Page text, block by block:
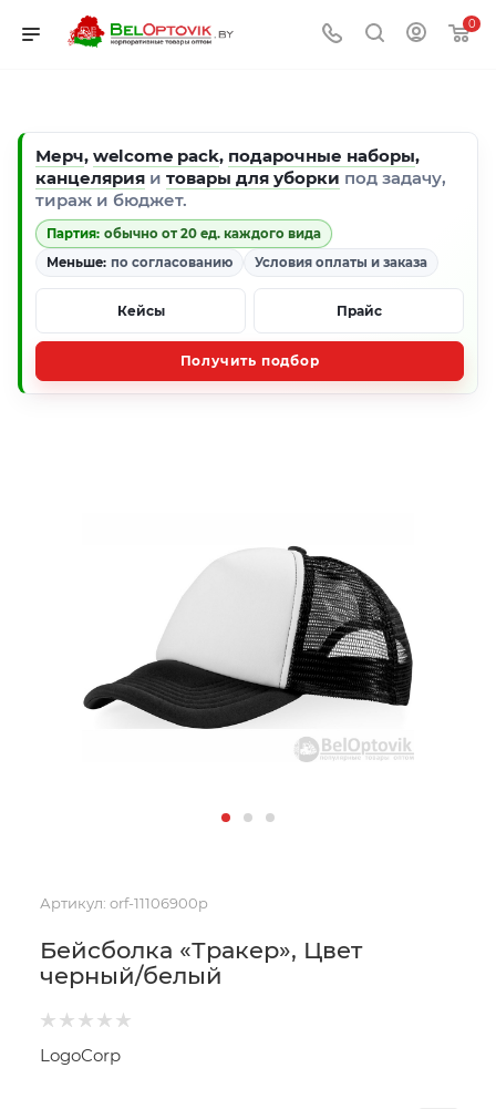
0
Мерч, welcome pack, подарочные наборы,
канцелярия и товары для уборки под задачу,
тираж и бюджет.
Партия: обычно от 20 ед. каждого вида
Меньше: по согласованию Условия оплаты и заказа
Кейсы Прайс
Получить подбор
Артикул: orf-11106900p
Бейсболка «Тракер», Цвет
черный/белый
LogoCorp